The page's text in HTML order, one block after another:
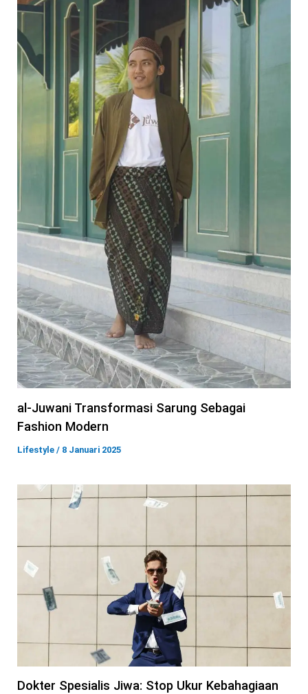
al-Juwani Transformasi Sarung Sebagai
Fashion Modern
Lifestyle / 8 Januari 2025
Dokter Spesialis Jiwa: Stop Ukur Kebahagiaan